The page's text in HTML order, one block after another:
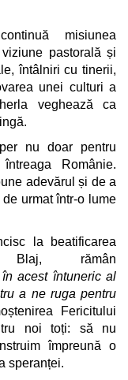
misiunea
pastorală și
întâlniri cu tinerii,
unei culturi a
veghează ca
nu doar pentru
Românie.
adevărul și de a
urmat într-o lume
la beatificarea
rămân
acest întuneric al
a ne ruga pentru
Fericitului
noi toți: să nu
împreună o
speranței.